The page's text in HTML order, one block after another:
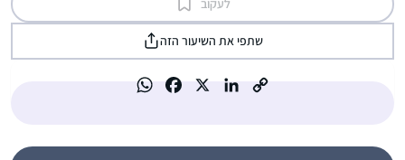
לעקוב
שתפי את השיעור הזה